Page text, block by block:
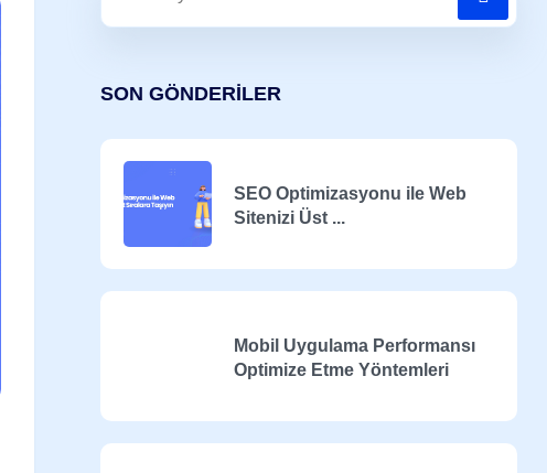
SON GÖNDERILER
SEO Optimizasyonu ile Web
Sitenizi Üst ...
Mobil Uygulama Performansı
Optimize Etme Yöntemleri